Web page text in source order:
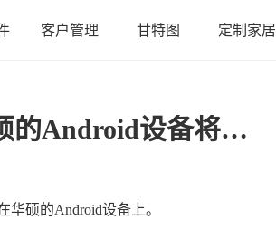
客户管理 甘特图 定制家居
的Android设备将预装
硕的Android设备上。